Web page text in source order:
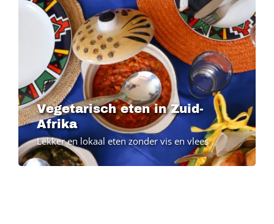
Vegetarisch eten in Zuid-
Afrika
Lekker en lokaal eten zonder vis en vlees